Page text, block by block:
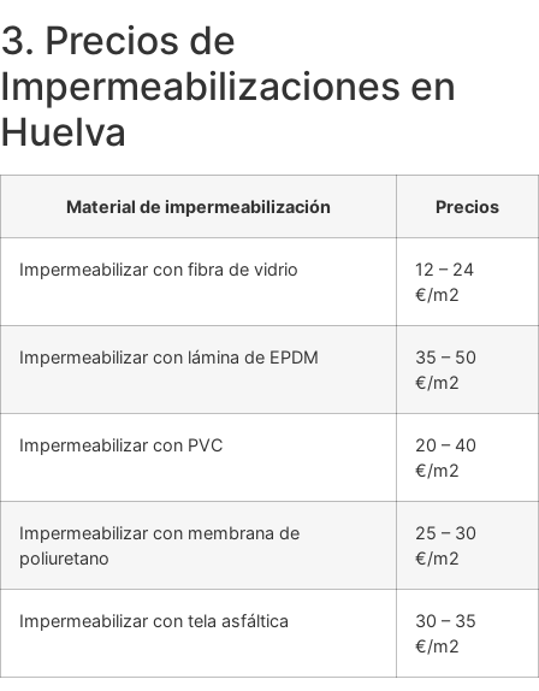
3. Precios de
Impermeabilizaciones en
Huelva
Material de impermeabilización Precios
Impermeabilizar con fibra de vidrio
12 – 24
€/m2
Impermeabilizar con lámina de EPDM
35 – 50
€/m2
Impermeabilizar con PVC
20 – 40
€/m2
Impermeabilizar con membrana de
poliuretano
25 – 30
€/m2
Impermeabilizar con tela asfáltica
30 – 35
€/m2